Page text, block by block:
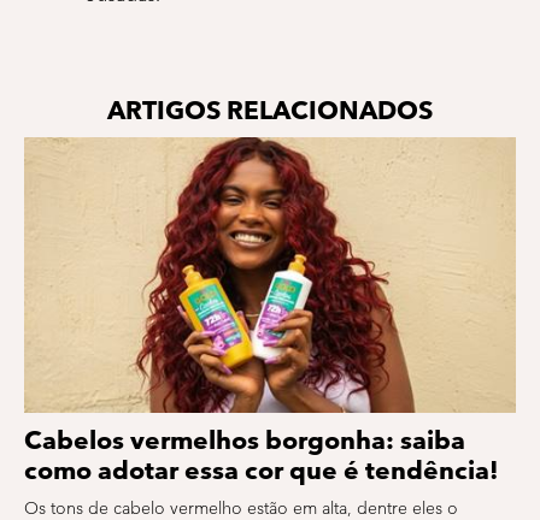
ARTIGOS RELACIONADOS
Cabelos vermelhos borgonha: saiba
como adotar essa cor que é tendência!
Os tons de cabelo vermelho estão em alta, dentre eles o